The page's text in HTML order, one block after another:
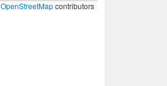
OpenStreetMapcontributors